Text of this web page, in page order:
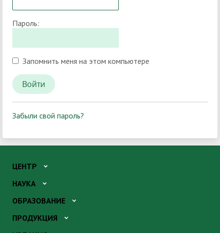
Пароль:
Запомнить меня на этом компьютере
Забыли свой пароль?
ЦЕНТР
НАУКА
ОБРАЗОВАНИЕ
ПРОДУКЦИЯ